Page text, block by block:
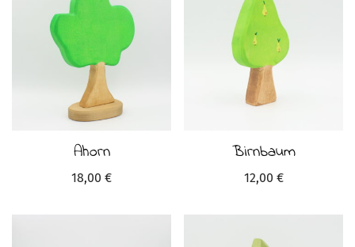
Ahorn
18,00 €
Birnbaum
12,00 €